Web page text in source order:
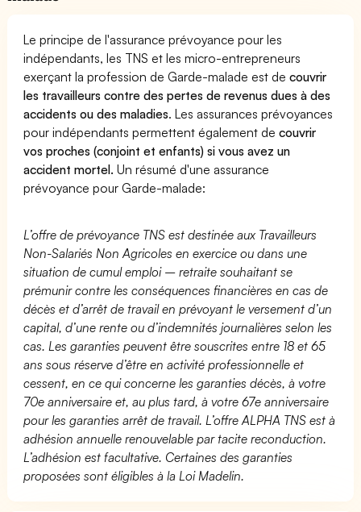
Le principe de l'assurance prévoyance pour les
indépendants, les TNS et les micro-entrepreneurs
exerçant la profession de Garde-malade est decouvrir
les travailleurs contre des pertes de revenus dues à des
accidents ou des maladies. Les assurances prévoyances
pour indépendants permettent également decouvrir
vos proches (conjoint et enfants) si vous avez un
accident mortel. Un résumé d'une assurance
prévoyance pour Garde-malade:
L’offre de prévoyance TNS est destinée aux Travailleurs
Non-Salariés Non Agricoles en exercice ou dans une
situation de cumul emploi – retraite souhaitant se
prémunir contre les conséquences financières en cas de
décès et d’arrêt de travail en prévoyant le versement d’un
capital, d’une rente ou d’indemnités journalières selon les
cas. Les garanties peuvent être souscrites entre 18 et 65
ans sous réserve d’être en activité professionnelle et
cessent, en ce qui concerne les garanties décès, à votre
70e anniversaire et, au plus tard, à votre 67e anniversaire
pour les garanties arrêt de travail. L’offre ALPHA TNS est à
adhésion annuelle renouvelable par tacite reconduction.
L’adhésion est facultative. Certaines des garanties
proposées sont éligibles à la Loi Madelin.